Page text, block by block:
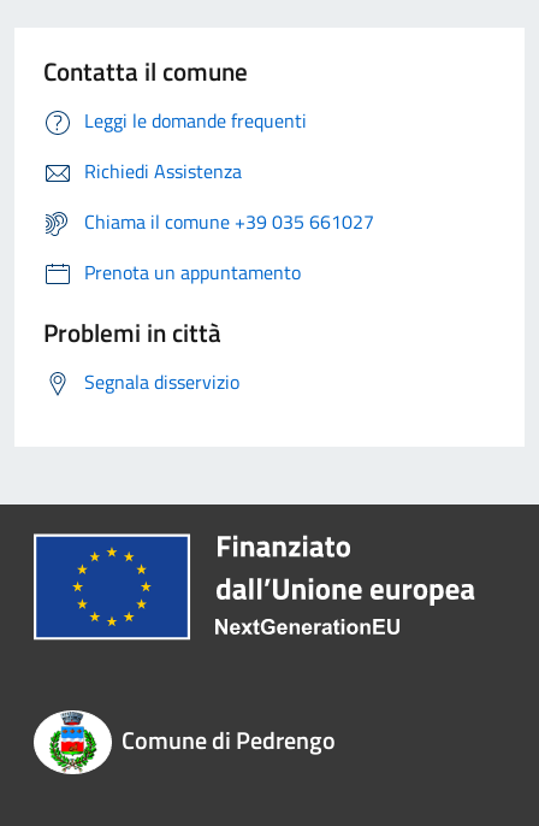
Contatta il comune
Leggi le domande frequenti
Richiedi Assistenza
Chiama il comune +39 035 661027
Prenota un appuntamento
Problemi in città
Segnala disservizio
Comune di Pedrengo